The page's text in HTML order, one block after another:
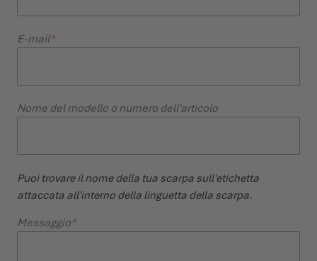
E-mail
Nome del modello o numero dell'articolo
Puoi trovare il nome della tua scarpa sull'etichetta
attaccata all'interno della linguetta della scarpa.
Messaggio